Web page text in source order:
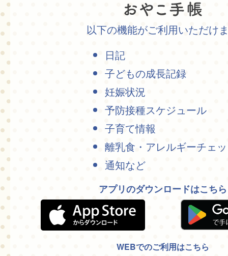
以下の機能がご利用いただけ
日記
子どもの成長記録
妊娠状況
予防接種スケジュール
子育て情報
離乳食・アレルギーチェ
通知など
アプリのダウンロードはこちら
WEBでのご利用はこちら